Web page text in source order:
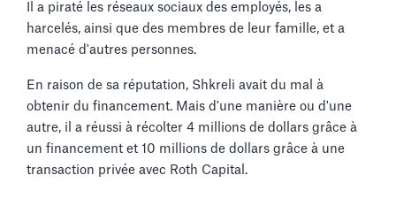
Il a piraté les réseaux sociaux des employés, les a
harcelés, ainsi que des membres de leur famille, et a
menacé d'autres personnes.
En raison de sa réputation, Shkreli avait du mal à
obtenir du financement. Mais d'une manière ou d'une
autre, il a réussi à récolter 4 millions de dollars grâce à
un financement et 10 millions de dollars grâce à une
transaction privée avec Roth Capital.